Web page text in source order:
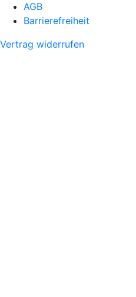
AGB
Barrierefreiheit
Vertrag widerrufen